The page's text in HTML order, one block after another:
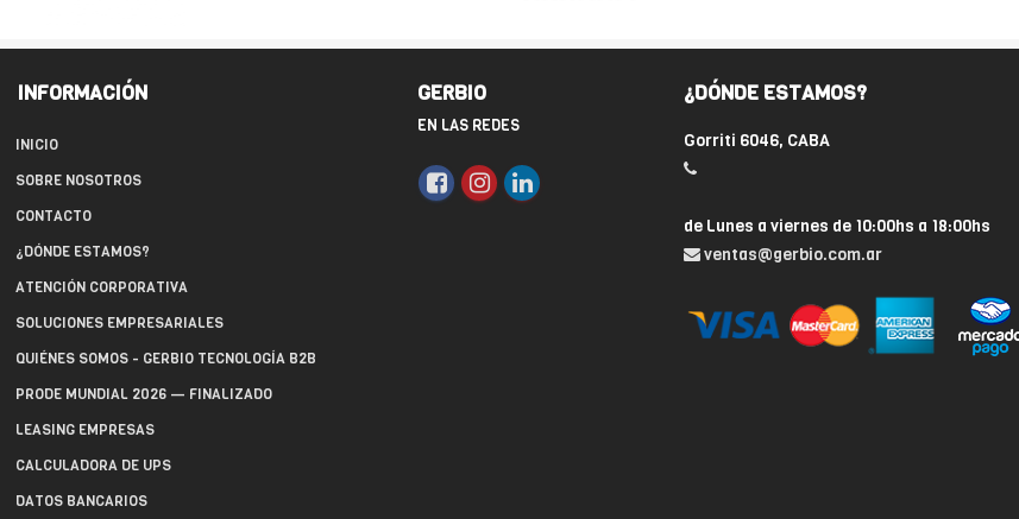
INFORMACIÓN
INICIO
SOBRE NOSOTROS
CONTACTO
¿DÓNDE ESTAMOS?
ATENCIÓN CORPORATIVA
SOLUCIONES EMPRESARIALES
QUIÉNES SOMOS - GERBIO TECNOLOGÍA B2B
PRODE MUNDIAL 2026 — FINALIZADO
LEASING EMPRESAS
CALCULADORA DE UPS
DATOS BANCARIOS
GERBIO
EN LAS REDES
¿DÓNDE ESTAMOS?
Gorriti 6046, CABA
de Lunes a viernes de 10:00hs a 18:00hs
ventas@gerbio.com.ar